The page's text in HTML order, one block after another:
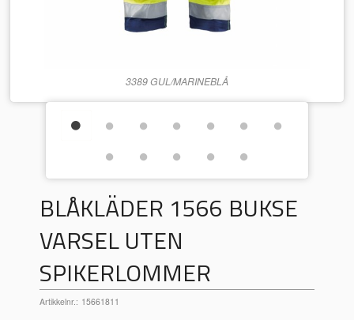
3389 GUL/MARINEBLÅ
BLÅKLÄDER 1566 BUKSE
VARSEL UTEN
SPIKERLOMMER
Artikkelnr.: 15661811